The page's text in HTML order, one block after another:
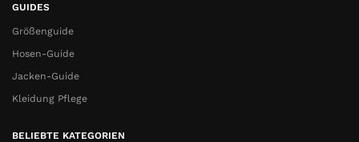
GUIDES
Größenguide
Hosen-Guide
Jacken-Guide
Kleidung Pflege
BELIEBTE KATEGORIEN